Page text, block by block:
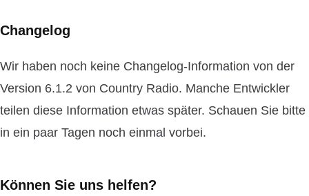
Changelog
Wir haben noch keine Changelog-Information von der
Version 6.1.2 von Country Radio. Manche Entwickler
teilen diese Information etwas später. Schauen Sie bitte
in ein paar Tagen noch einmal vorbei.
Können Sie uns helfen?